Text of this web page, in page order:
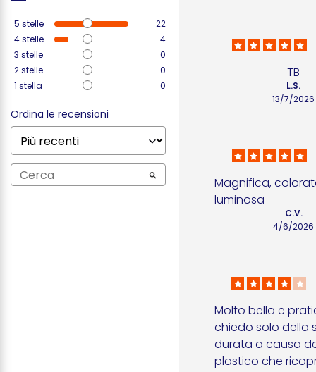
5 stelle
22
4stelle
4
3 stelle
0
2stelle
0
1 stella 0
Ordina le recensioni
TB
13/7/2026
L.S.
Magnifica,
luminosa
4/6/2026
C.V.
Molto bella e
chiedo solo della
durata a causa
plastico che